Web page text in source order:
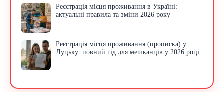
Реєстрація місця проживання в Україні:
актуальні правила та зміни 2026 року
Реєстрація місця проживання (прописка) у
Луцьку: повний гід для мешканців у 2026 році